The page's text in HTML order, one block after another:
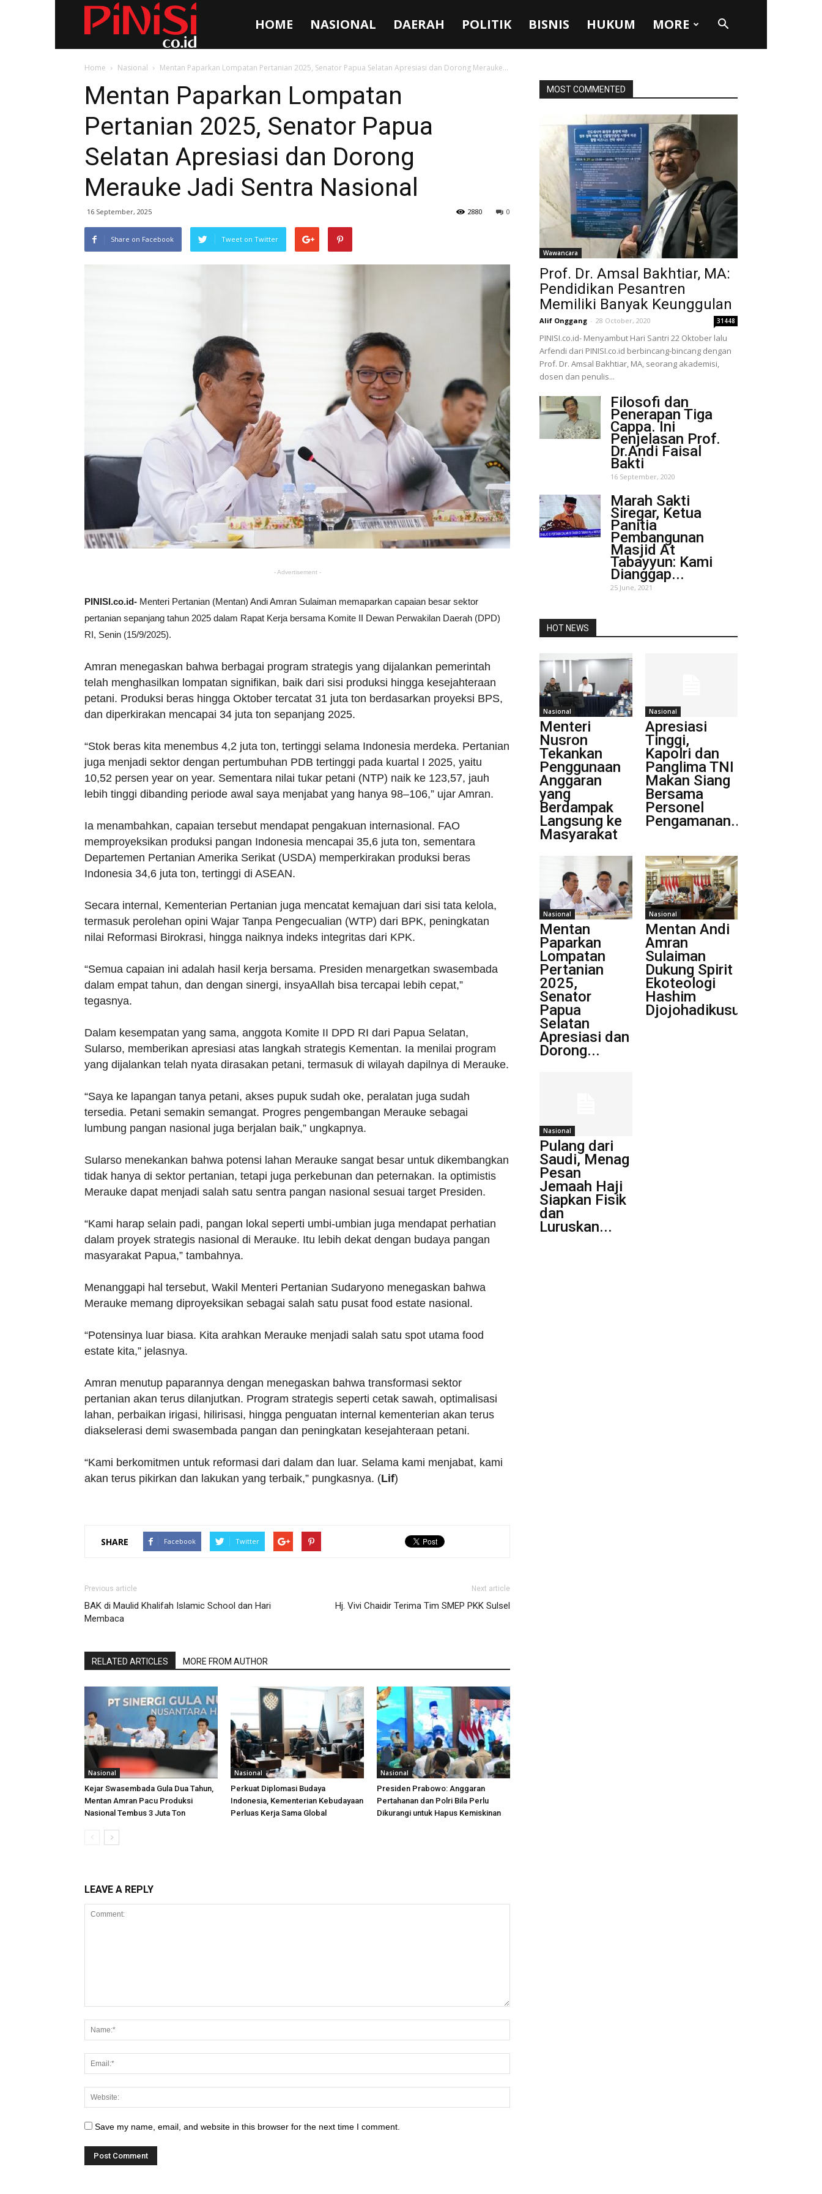
HOME NASIONAL DAERAH POLITIK BISNIS HUKUM MORE
Home Nasional Mentan Paparkan Lompatan Pertanian 2025, Senator Papua Selatan Apresiasi dan Dorong Merauke...
Mentan Paparkan Lompatan
Pertanian 2025, Senator Papua
Selatan Apresiasi dan Dorong
Merauke Jadi Sentra Nasional
16 September, 2025 0
2880
Share on Facebook Tweet on Twitter
- Advertisement -
PINISI.co.id- Menteri Pertanian (Mentan) Andi Amran Sulaiman memaparkan capaian besar sektor
pertanian sepanjang tahun 2025 dalam Rapat Kerja bersama Komite II Dewan Perwakilan Daerah (DPD)
RI, Senin (15/9/2025).
Amran menegaskan bahwa berbagai program strategis yang dijalankan pemerintah
telah menghasilkan lompatan signifikan, baik dari sisi produksi hingga kesejahteraan
petani. Produksi beras hingga Oktober tercatat 31 juta ton berdasarkan proyeksi BPS,
dan diperkirakan mencapai 34 juta ton sepanjang 2025.
“Stok beras kita menembus 4,2 juta ton, tertinggi selama Indonesia merdeka. Pertanian
juga menjadi sektor dengan pertumbuhan PDB tertinggi pada kuartal I 2025, yaitu
10,52 persen year on year. Sementara nilai tukar petani (NTP) naik ke 123,57, jauh
lebih tinggi dibanding periode awal saya menjabat yang hanya 98–106,” ujar Amran.
Ia menambahkan, capaian tersebut mendapat pengakuan internasional. FAO
memproyeksikan produksi pangan Indonesia mencapai 35,6 juta ton, sementara
Departemen Pertanian Amerika Serikat (USDA) memperkirakan produksi beras
Indonesia 34,6 juta ton, tertinggi di ASEAN.
Secara internal, Kementerian Pertanian juga mencatat kemajuan dari sisi tata kelola,
termasuk perolehan opini Wajar Tanpa Pengecualian (WTP) dari BPK, peningkatan
nilai Reformasi Birokrasi, hingga naiknya indeks integritas dari KPK.
“Semua capaian ini adalah hasil kerja bersama. Presiden menargetkan swasembada
dalam empat tahun, dan dengan sinergi, insyaAllah bisa tercapai lebih cepat,”
tegasnya.
Dalam kesempatan yang sama, anggota Komite II DPD RI dari Papua Selatan,
Sularso, memberikan apresiasi atas langkah strategis Kementan. Ia menilai program
yang dijalankan telah nyata dirasakan petani, termasuk di wilayah dapilnya di Merauke.
“Saya ke lapangan tanya petani, akses pupuk sudah oke, peralatan juga sudah
tersedia. Petani semakin semangat. Progres pengembangan Merauke sebagai
lumbung pangan nasional juga berjalan baik,” ungkapnya.
Sularso menekankan bahwa potensi lahan Merauke sangat besar untuk dikembangkan
tidak hanya di sektor pertanian, tetapi juga perkebunan dan peternakan. Ia optimistis
Merauke dapat menjadi salah satu sentra pangan nasional sesuai target Presiden.
“Kami harap selain padi, pangan lokal seperti umbi-umbian juga mendapat perhatian
dalam proyek strategis nasional di Merauke. Itu lebih dekat dengan budaya pangan
masyarakat Papua,” tambahnya.
Menanggapi hal tersebut, Wakil Menteri Pertanian Sudaryono menegaskan bahwa
Merauke memang diproyeksikan sebagai salah satu pusat food estate nasional.
“Potensinya luar biasa. Kita arahkan Merauke menjadi salah satu spot utama food
estate kita,” jelasnya.
Amran menutup paparannya dengan menegaskan bahwa transformasi sektor
pertanian akan terus dilanjutkan. Program strategis seperti cetak sawah, optimalisasi
lahan, perbaikan irigasi, hilirisasi, hingga penguatan internal kementerian akan terus
diakselerasi demi swasembada pangan dan peningkatan kesejahteraan petani.
“Kami berkomitmen untuk reformasi dari dalam dan luar. Selama kami menjabat, kami
akan terus pikirkan dan lakukan yang terbaik,” pungkasnya. (Lif)
SHARE Facebook Twitter
Previous article
BAK di Maulid Khalifah Islamic School dan Hari
Membaca
Next article
Hj. Vivi Chaidir Terima Tim SMEP PKK Sulsel
RELATED ARTICLES MORE FROM AUTHOR
Nasional
Kejar Swasembada Gula Dua Tahun,
Mentan Amran Pacu Produksi
Nasional Tembus 3 Juta Ton
Nasional
Perkuat Diplomasi Budaya
Indonesia, Kementerian Kebudayaan
Perluas Kerja Sama Global
Nasional
Presiden Prabowo: Anggaran
Pertahanan dan Polri Bila Perlu
Dikurangi untuk Hapus Kemiskinan
LEAVE A REPLY
Save my name, email, and website in this browser for the next time I comment.
MOST COMMENTED
Wawancara
Prof. Dr. Amsal Bakhtiar, MA:
Pendidikan Pesantren
Memiliki Banyak Keunggulan
Alif Onggang - 28 October, 2020 31448
PINISI.co.id- Menyambut Hari Santri 22 Oktober lalu
Arfendi dari PINISI.co.id berbincang-bincang dengan
Prof. Dr. Amsal Bakhtiar, MA, seorang akademisi,
dosen dan penulis...
Filosofi dan
Penerapan Tiga
Cappa. Ini
Penjelasan Prof.
Dr.Andi Faisal
Bakti
16 September, 2020
Marah Sakti
Siregar, Ketua
Panitia
Pembangunan
Masjid At
Tabayyun: Kami
Dianggap...
25 June, 2021
HOT NEWS
Nasional
Menteri
Nusron
Tekankan
Penggunaan
Anggaran
yang
Berdampak
Langsung ke
Masyarakat
Nasional
Apresiasi
Tinggi,
Kapolri dan
Panglima TNI
Makan Siang
Bersama
Personel
Pengamanan...
Nasional
Mentan
Paparkan
Lompatan
Pertanian
2025,
Senator
Papua
Selatan
Apresiasi dan
Dorong...
Nasional
Mentan Andi
Amran
Sulaiman
Dukung Spirit
Ekoteologi
Hashim
Djojohadikusumo
Nasional
Pulang dari
Saudi, Menag
Pesan
Jemaah Haji
Siapkan Fisik
dan
Luruskan...